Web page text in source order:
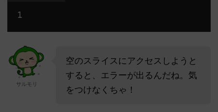
1
サルモリ
空のスライスにアクセスしようと
すると、エラーが出るんだね。気
をつけなくちゃ！